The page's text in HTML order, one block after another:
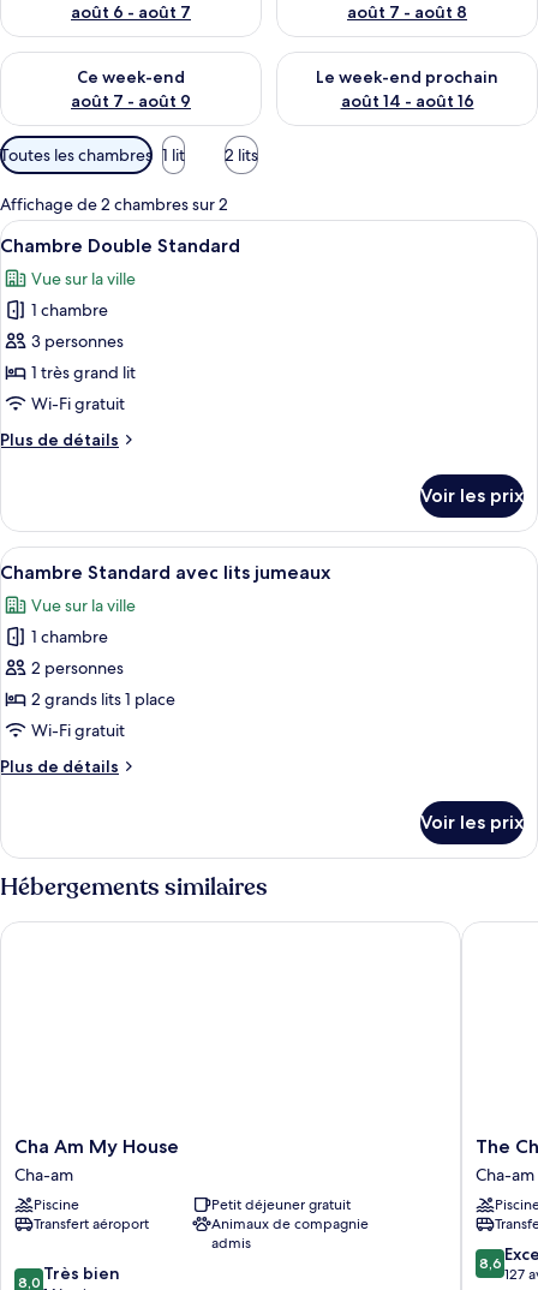
août 6 - août 7
août 7 - août 8
Ce week-end
août 7 - août 9
Vérifier la disponibilité pour ce week-end août 7 - août 9
Le week-end prochain
août 14 - août 16
Vérifier la disponibilité pour
Filtres
disponibles
pour
les
chambres
Toutes les chambres 1 lit 2 lits
Affichage de 2 chambres sur 2
Afficher
toutes
les
photos
pour
ce
type
chambre :
Standard
Une chambre d’hôtel avec un lit, un
1
Chambre Double Standard
Vue sur la ville
1 chambre
3 personnes
1 très grand lit
Wi-Fi gratuit
Plus de détails
Plus
le
type
de
Chambre
Double
Standard
Voir les prix
Afficher
toutes
les
photos
pour
ce
type
chambre :
avec
lits
jumeaux
Une chambre d’hôtel avec un lit, un
1
Chambre Standard avec lits jumeaux
Vue sur la ville
1 chambre
2 personnes
2 grands lits 1 place
Wi-Fi gratuit
Plus de détails
Plus
le
type
de
chambre
Chambre
Voir les prix
Hébergements similaires
Cha
Am
My
House
Cha-
Cha Am My House
Cha-am
Piscine
Petit déjeuner gratuit
Transfert aéroport
Animaux de compagnie
admis
8.0
8,0 Très bien
Cha Am My House
The
Cha-
am
Hotel
Cha-
am
The
Cha-am
8.6
sur
8,6
127
The